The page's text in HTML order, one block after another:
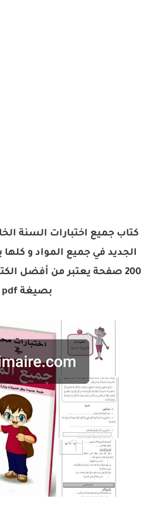
كتاب جميع اختبارات السنة
الجديد في جميع المواد و
200 صفحة يعتبر من أفضل
بصيغة pdf